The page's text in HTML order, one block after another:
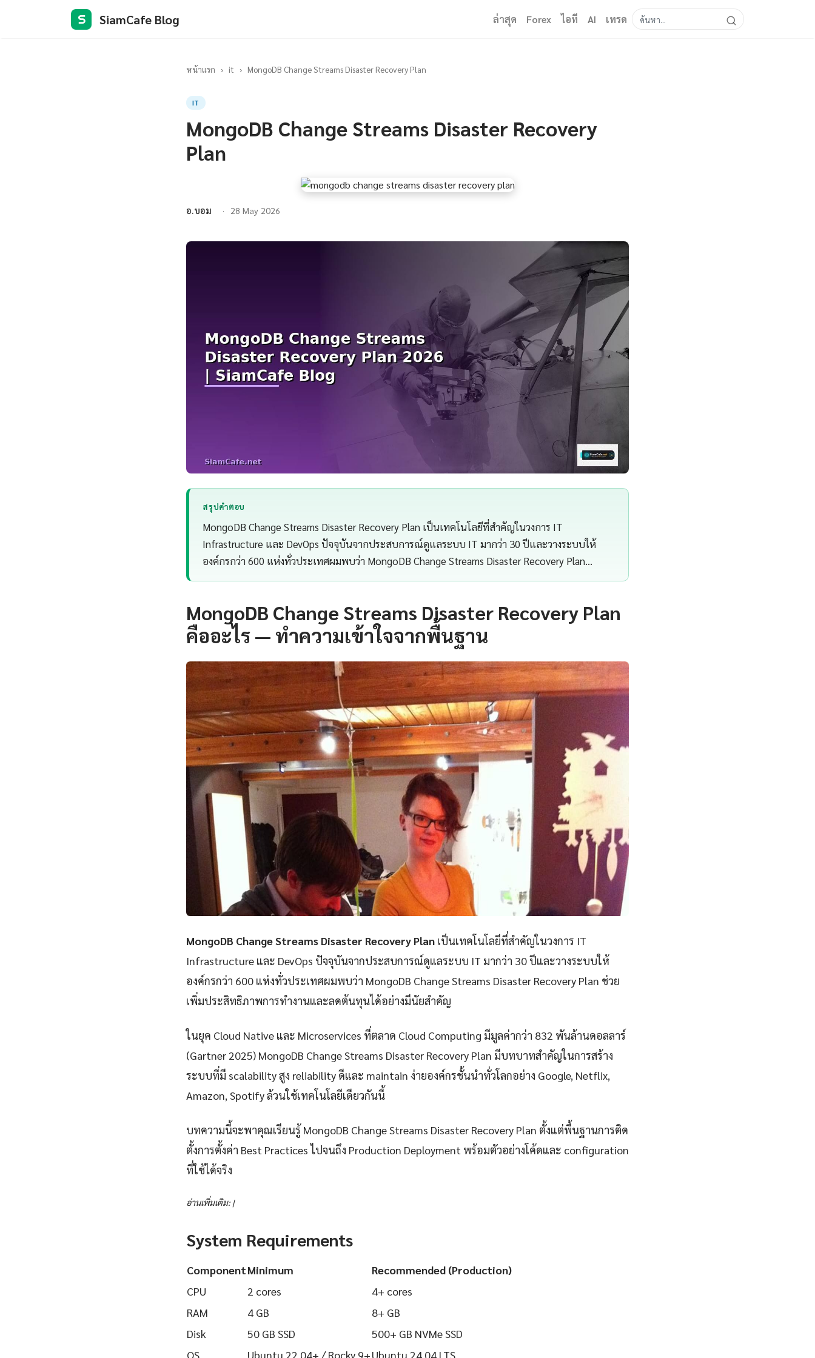
S SiamCafe Blog ล่าสุด Forex ไอที AI เทรด
หน้าแรก › it › MongoDB Change Streams Disaster Recovery Plan
IT
MongoDB Change Streams Disaster Recovery
Plan
อ.บอม 28 May 2026
สรุปคำตอบ
MongoDB Change Streams Disaster Recovery Plan เป็นเทคโนโลยีที่สำคัญในวงการ IT
Infrastructure และ DevOps ปัจจุบันจากประสบการณ์ดูแลระบบ IT มากว่า 30 ปีและวางระบบให้
องค์กรกว่า 600 แห่งทั่วประเทศผมพบว่า MongoDB Change Streams Disaster Recovery Plan…
MongoDB Change Streams Disaster Recovery Plan
คืออะไร — ทำความเข้าใจจากพื้นฐาน
MongoDB Change Streams Disaster Recovery Plan เป็นเทคโนโลยีที่สำคัญในวงการ IT
Infrastructure และ DevOps ปัจจุบันจากประสบการณ์ดูแลระบบ IT มากว่า 30 ปีและวางระบบให้
องค์กรกว่า 600 แห่งทั่วประเทศผมพบว่า MongoDB Change Streams Disaster Recovery Plan ช่วย
เพิ่มประสิทธิภาพการทำงานและลดต้นทุนได้อย่างมีนัยสำคัญ
ในยุค Cloud Native และ Microservices ที่ตลาด Cloud Computing มีมูลค่ากว่า 832 พันล้านดอลลาร์
(Gartner 2025) MongoDB Change Streams Disaster Recovery Plan มีบทบาทสำคัญในการสร้าง
ระบบที่มี scalability สูง reliability ดีและ maintain ง่ายองค์กรชั้นนำทั่วโลกอย่าง Google, Netflix,
Amazon, Spotify ล้วนใช้เทคโนโลยีเดียวกันนี้
บทความนี้จะพาคุณเรียนรู้ MongoDB Change Streams Disaster Recovery Plan ตั้งแต่พื้นฐานการติด
ตั้งการตั้งค่า Best Practices ไปจนถึง Production Deployment พร้อมตัวอย่างโค้ดและ configuration
ที่ใช้ได้จริง
อ่านเพิ่มเติม: |
System Requirements
ComponentMinimum
Recommended (Production)
CPU
2 cores
4+ cores
RAM
4 GB
8+ GB
Disk
50 GB SSD
500+ GB NVMe SSD
OS
Ubuntu 22.04+ / Rocky 9+Ubuntu 24.04 LTS